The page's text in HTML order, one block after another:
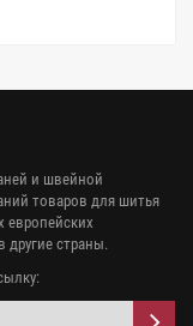
и швейной
товаров для шитья
европейских
страны.